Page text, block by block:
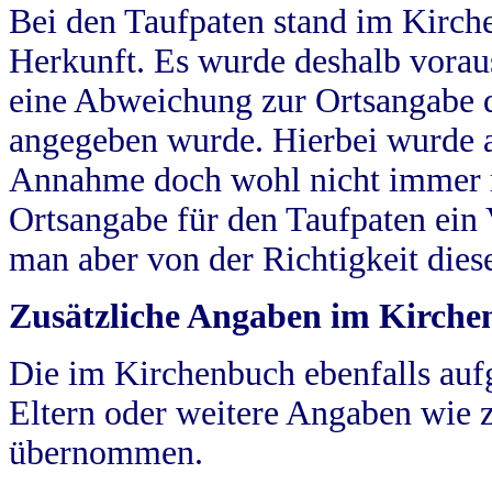
Bei den Taufpaten stand im
Herkunft. Es wurde deshalb
eine Abweichung zur
angegeben wurde. Hierbei wurde
Annahme doch wohl nicht
Ortsangabe für den Taufpaten
man aber von der Richtigkeit
Zusätzliche Angaben im
Die im Kirchenbuch ebenfalls
Eltern oder weitere Angaben wie
übernommen.